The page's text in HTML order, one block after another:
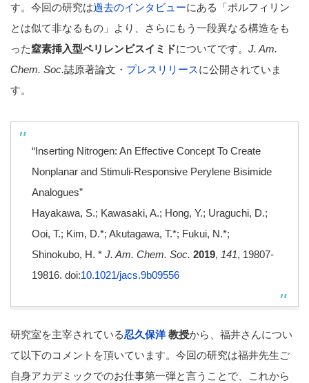
す。今回の研究は過去のインタビューにある「ポルフィリン
とは似て非なるもの」より、さらにもう一段異なる構造をも
った窒素挿入型ペリレンビスイミドについてです。 J. Am.
Chem. Soc.誌原著論文・ プレスリリースに公開されていま
す。
“Inserting Nitrogen: An Effective Concept To Create
Nonplanar and Stimuli-Responsive Perylene Bisimide
Analogues”
Hayakawa, S.; Kawasaki, A.; Hong, Y.; Uraguchi, D.;
Ooi, T.; Kim, D.*; Akutagawa, T.*; Fukui, N.*;
Shinokubo, H. * J. Am. Chem. Soc. 2019, 141, 19807-
19816. doi:10.1021/jacs.9b09556
研究室を主宰されている忍久保洋教授から、福井さんについ
て以下のコメントを頂いています。今回の研究は福井先生ご
自身アカデミックでのお仕事第一弾と言うことで、これから